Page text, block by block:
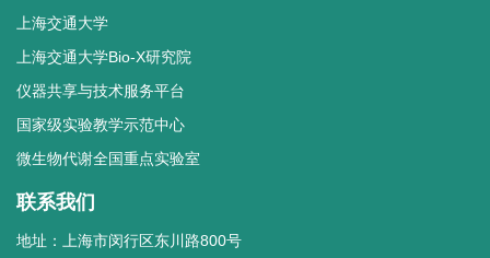
上海交通大学
上海交通大学Bio-X研究院
仪器共享与技术服务平台
国家级实验教学示范中心
微生物代谢全国重点实验室
联系我们
地址：上海市闵行区东川路800号